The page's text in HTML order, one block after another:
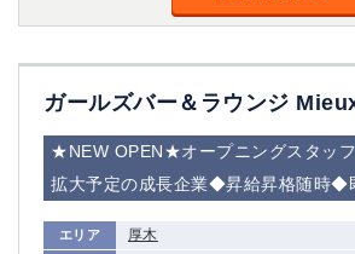
ガールズバー＆ラウンジ
★NEW OPEN★オープニングスタッ
拡大予定の成長企業◆昇給昇格随時◆
エリア 厚木